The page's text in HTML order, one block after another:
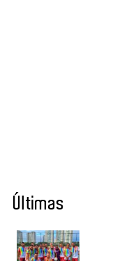
Últimas